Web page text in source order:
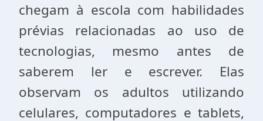
chegam à escola com habilidades
prévias relacionadas ao uso de
tecnologias, mesmo antes de
saberem ler e escrever. Elas
observam os adultos utilizando
celulares, computadores e tablets,